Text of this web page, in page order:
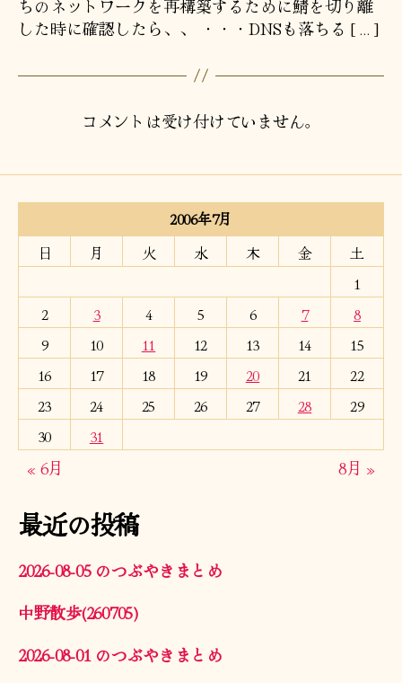
ちのネットワークを再構築するために鯖を切り離
した時に確認したら、、 ・・・DNSも落ちる […]
コメントは受け付けていません。
2006年7月
日
月 火 水 木 金
土
1
2
3 4 5 6 7
8
9
10 11 12 13 14
15
16
17 18 19 20 21
22
23
24 25 26 27 28
29
30
31
« 6月 8月 »
最近の投稿
2026-08-05 のつぶやきまとめ
中野散歩(260705)
2026-08-01 のつぶやきまとめ